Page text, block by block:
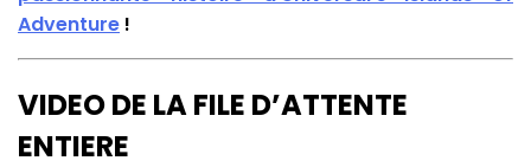
Adventure !
VIDEO DE LA FILE D’ATTENTE
ENTIERE